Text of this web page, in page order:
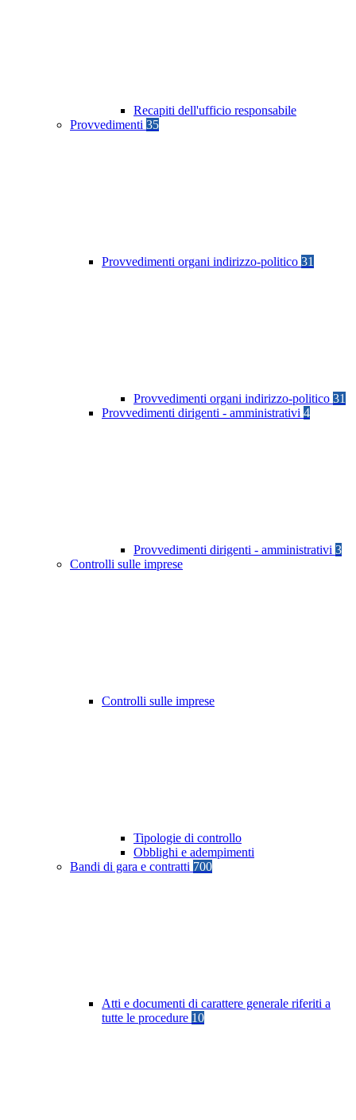
Recapiti dell'ufficio responsabile
Provvedimenti 35
Provvedimenti organi indirizzo-politico 31
Provvedimenti organi indirizzo-politico 31
Provvedimenti dirigenti - amministrativi 4
Provvedimenti dirigenti - amministrativi 3
Controlli sulle imprese
Controlli sulle imprese
Tipologie di controllo
Obblighi e adempimenti
Bandi di gara e contratti 700
Atti e documenti di carattere generale riferiti a
tutte le procedure 10